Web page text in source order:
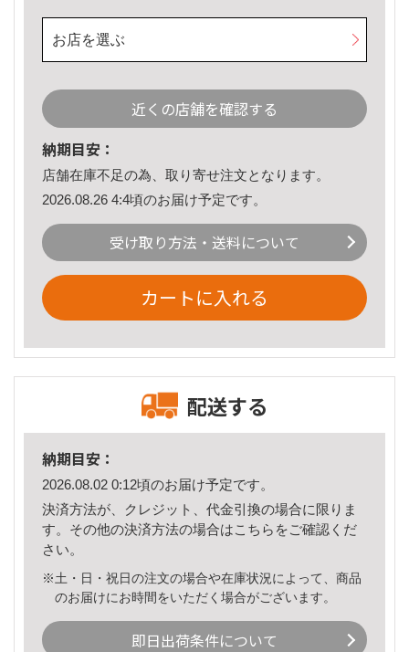
お店を選ぶ
近くの店舗を確認する
納期目安：
店舗在庫不足の為、取り寄せ注文となります。
2026.08.26 4:4頃のお届け予定です。
受け取り方法・送料について
カートに入れる
配送する
納期目安：
2026.08.02 0:12頃のお届け予定です。
決済方法が、クレジット、代金引換の場合に限りま
す。その他の決済方法の場合はこちら をご確認くだ
さい。
※土・日・祝日の注文の場合や在庫状況によって、商品
のお届けにお時間をいただく場合がございます。
即日出荷条件について